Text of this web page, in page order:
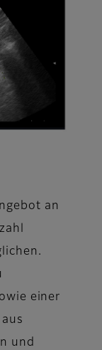
an
einer
und